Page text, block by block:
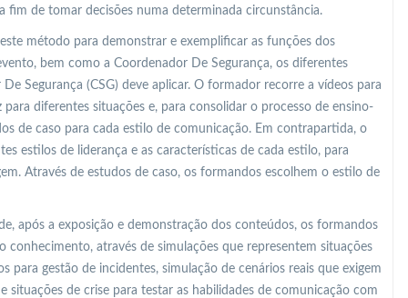
fim de tomar decisões numa determinada circunstância.
método para demonstrar e exemplificar as funções dos
bem como a Coordenador De Segurança, os diferentes
Segurança (CSG) deve aplicar. O formador recorre a vídeos para
diferentes situações e, para consolidar o processo de ensino-
de caso para cada estilo de comunicação. Em contrapartida, o
estilos de liderança e as características de cada estilo, para
Através de estudos de caso, os formandos escolhem o estilo de
após a exposição e demonstração dos conteúdos, os formandos
através de simulações que representem situações
para gestão de incidentes, simulação de cenários reais que exigem
situações de crise para testar as habilidades de comunicação com